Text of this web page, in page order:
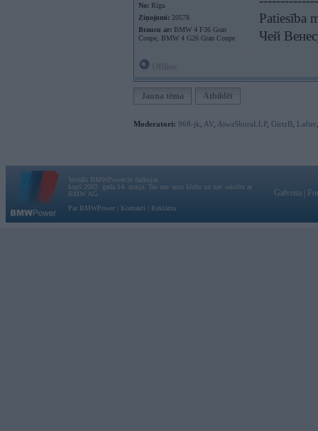
No: Rīga
Ziņojumi: 20578
Braucu ar: BMW 4 F36 Gran
Coupe, BMW 4 G26 Gran Coupe
Patiesība
Чей
Jauna tēma Atbildēt
Moderatori: 968-jk AV AiwaShuraLLP, GirtzB Lafter
Vortāls BMWPower.lv darbojas
kopš 2002. gada 14. maija. Tas nav auto klubs un nav saistīts ar
BMW AG.
Par BMWPower
Kontakti Reklāma
Galvena